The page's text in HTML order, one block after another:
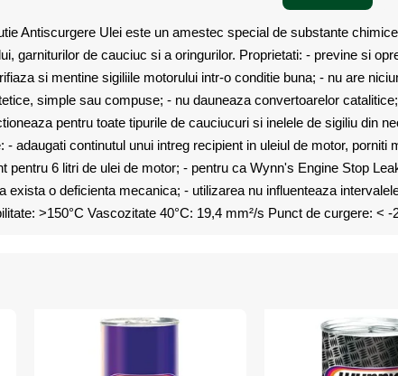
Antiscurgere Ulei este un amestec special de substante
garniturilor de cauciuc si a oringurilor. Proprietati: - previne si
si mentine sigiliile motorului intr-o conditie buna; - nu are
simple sau compuse; - nu dauneaza convertoarelor
pentru toate tipurile de cauciucuri si inelele de sigiliu din
- adaugati continutul unui intreg recipient in uleiul de motor,
pentru 6 litri de ulei de motor; - pentru ca Wynn's Engine Stop
exista o deficienta mecanica; - utilizarea nu influenteaza
>150°C Vascozitate 40°C: 19,4 mm²/s Punct de curgere: < -